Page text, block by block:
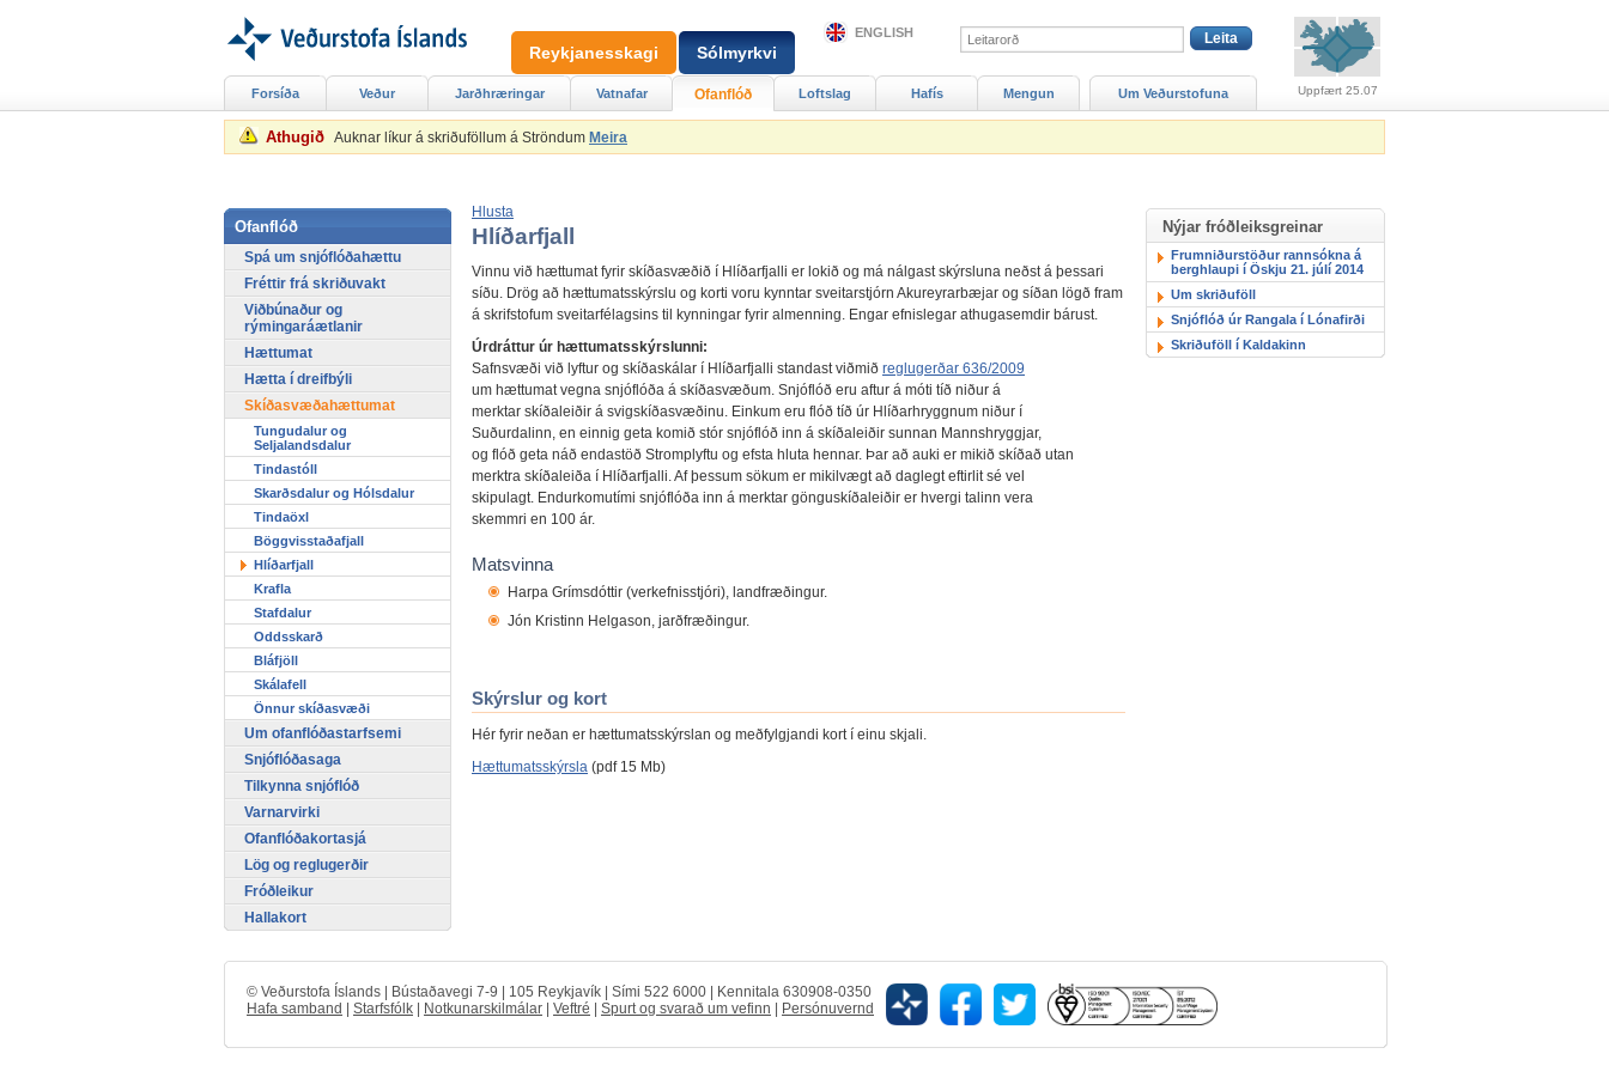
Athugið Auknar líkur á skriðuföllum á Ströndum Meira
Hlusta
Hlíðarfjall
Vinnu við hættumat fyrir skíðasvæðið í Hlíðarfjalli er lokið og má nálgast skýrsluna neðst á þessari
síðu. Drög að hættumatsskýrslu og korti voru kynntar sveitarstjórn Akureyrarbæjar og síðan lögð fram
á skrifstofum sveitarfélagsins til kynningar fyrir almenning. Engar efnislegar athugasemdir bárust.
Úrdráttur úr hættumatsskýrslunni:
Safnsvæði við lyftur og skíðaskálar í Hlíðarfjalli standast viðmið reglugerðar 636/2009
um hættumat vegna snjóflóða á skíðasvæðum. Snjóflóð eru aftur á móti tíð niður á
merktar skíðaleiðir á svigskíðasvæðinu. Einkum eru flóð tíð úr Hlíðarhryggnum niður í
Suðurdalinn, en einnig geta komið stór snjóflóð inn á skíðaleiðir sunnan Mannshryggjar,
og flóð geta náð endastöð Stromplyftu og efsta hluta hennar. Þar að auki er mikið skíðað utan
merktra skíðaleiða í Hlíðarfjalli. Af þessum sökum er mikilvægt að daglegt eftirlit sé vel
skipulagt. Endurkomutími snjóflóða inn á merktar gönguskíðaleiðir er hvergi talinn vera
skemmri en 100 ár.
Matsvinna
Harpa Grímsdóttir (verkefnisstjóri), landfræðingur.
Jón Kristinn Helgason, jarðfræðingur.
Skýrslur og kort
Hér fyrir neðan er hættumatsskýrslan og meðfylgjandi kort í einu skjali.
Hættumatsskýrsla (pdf 15 Mb)
Nýjar fróðleiksgreinar
Frumniðurstöður rannsókna á
berghlaupi í Öskju 21. júlí 2014
Um skriðuföll
Snjóflóð úr Rangala í Lónafirði
Skriðuföll í Kaldakinn
Forsíða Veður Jarðhræringar Vatnafar Ofanflóð Loftslag Hafís Mengun Um Veðurstofuna
Ofanflóð
Spá um snjóflóðahættu
Fréttir frá skriðuvakt
Viðbúnaður og
rýmingaráætlanir
Hættumat
Hætta í dreifbýli
Skíðasvæðahættumat
Tungudalur og
Seljalandsdalur
Tindastóll
Skarðsdalur og Hólsdalur
Tindaöxl
Böggvisstaðafjall
Hlíðarfjall
Krafla
Stafdalur
Oddsskarð
Bláfjöll
Skálafell
Önnur skíðasvæði
Um ofanflóðastarfsemi
Snjóflóðasaga
Tilkynna snjóflóð
Varnarvirki
Ofanflóðakortasjá
Lög og reglugerðir
Fróðleikur
Hallakort
Uppfært 25.07
Reykjanesskagi Sólmyrkvi
ENGLISH
© Veðurstofa Íslands | Bústaðavegi 7-9 | 105 Reykjavík | Sími 522 6000 | Kennitala 630908-0350
Hafa samband | Starfsfólk | Notkunarskilmálar | Veftré | Spurt og svarað um vefinn | Persónuvernd